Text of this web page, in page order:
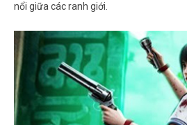
nổi giữa các ranh giới.